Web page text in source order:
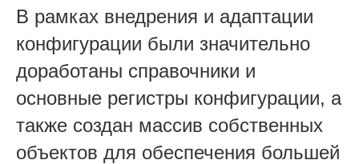
В рамках внедрения и адаптации
конфигурации были значительно
доработаны справочники и
основные регистры конфигурации, а
также создан массив собственных
объектов для обеспечения большей